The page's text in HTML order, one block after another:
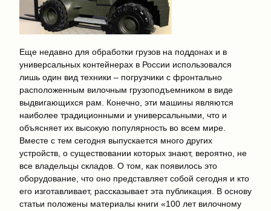
Еще недавно для обработки грузов на поддонах и в
универсальных контейнерах в России использовался
лишь один вид техники – погрузчики c фронтально
расположенным вилочным грузоподъемником в виде
выдвигающихся рам. Конечно, эти машины являются
наиболее традиционными и универсальными, что и
объясняет их высокую популярность во всем мире.
Вместе c тем сегодня выпускается много других
устройств, о существовании которых знают, вероятно, не
все владельцы складов. О том, как появилось это
оборудование, что оно представляет собой сегодня и кто
его изготавливает, рассказывает эта публикация. В основу
статьи положены материалы книги «100 лет вилочному